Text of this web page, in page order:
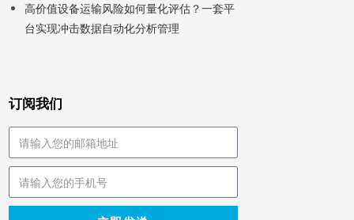
高价值设备运输风险如何量化评估？一套平
台实现冲击数据自动化分析管理
订阅我们